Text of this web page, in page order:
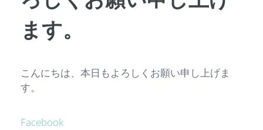
ます。
こんにちは、本日もよろしくお願い申し上げま
す。
Facebook